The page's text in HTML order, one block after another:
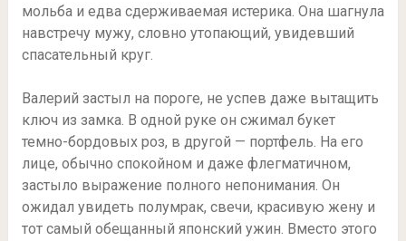
мольба и едва сдерживаемая истерика. Она шагнула
навстречу мужу, словно утопающий, увидевший
спасательный круг.
Валерий застыл на пороге, не успев даже вытащить
ключ из замка. В одной руке он сжимал букет
темно-бордовых роз, в другой — портфель. На его
лице, обычно спокойном и даже флегматичном,
застыло выражение полного непонимания. Он
ожидал увидеть полумрак, свечи, красивую жену и
тот самый обещанный японский ужин. Вместо этого